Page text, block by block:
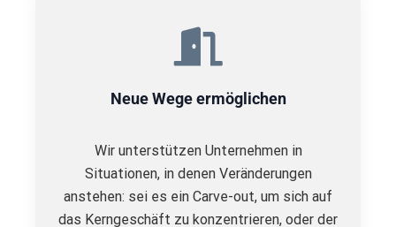
Neue Wege ermöglichen
Wir unterstützen Unternehmen in
Situationen, in denen Veränderungen
anstehen: sei es ein Carve-out, um sich auf
das Kerngeschäft zu konzentrieren, oder der